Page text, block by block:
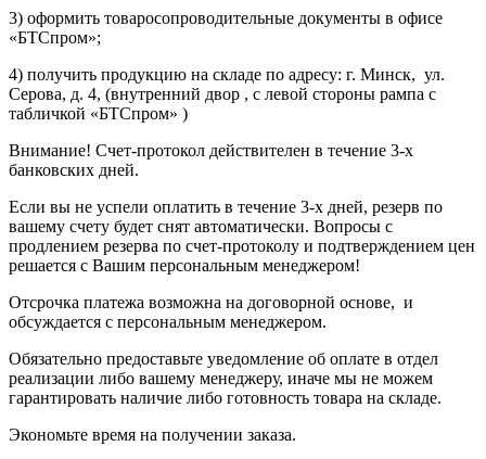
3) оформить товаросопроводительные документы в офисе
«БТСпром»;
4) получить продукцию на складе по адресу: г. Минск, ул.
Серова, д. 4, (внутренний двор , с левой стороны рампа с
табличкой «БТСпром» )
Внимание! Счет-протокол действителен в течение 3-х
банковских дней.
Если вы не успели оплатить в течение 3-х дней, резерв по
вашему счету будет снят автоматически. Вопросы с
продлением резерва по счет-протоколу и подтверждением цен
решается с Вашим персональным менеджером!
Отсрочка платежа возможна на договорной основе, и
обсуждается с персональным менеджером.
Обязательно предоставьте уведомление об оплате в отдел
реализации либо вашему менеджеру, иначе мы не можем
гарантировать наличие либо готовность товара на складе.
Экономьте время на получении заказа.